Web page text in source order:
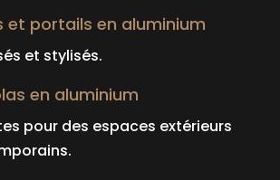
et portails en aluminium
et stylisés.
en aluminium
pour des espaces extérieurs